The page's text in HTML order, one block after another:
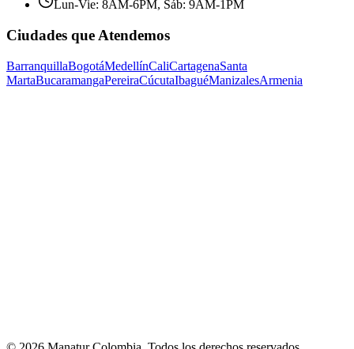
Lun-Vie: 8AM-6PM, Sáb: 9AM-1PM
Ciudades que Atendemos
BarranquillaBogotáMedellínCaliCartagenaSanta
MartaBucaramangaPereiraCúcutaIbaguéManizalesArmenia